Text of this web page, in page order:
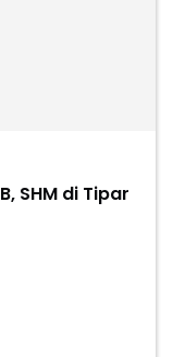
SHM di Tipar